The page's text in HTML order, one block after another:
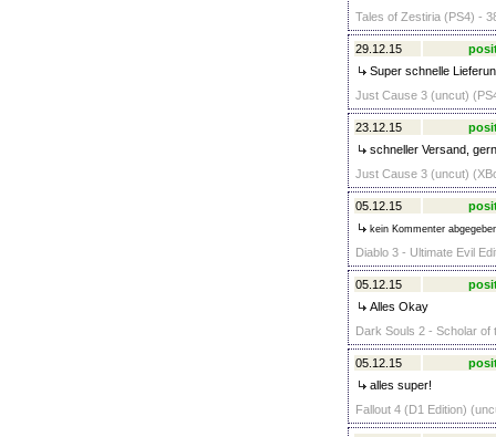
Tales of Zestiria (PS4) -
29.12.15
Super schnelle
Just Cause 3 (uncut)
23.12.15
schneller Versand,
Just Cause 3 (uncut)
05.12.15
kein Kommenter
Diablo 3 - Ultimate Evil
05.12.15
Alles Okay
Dark Souls 2 - Scholar of
05.12.15
alles super!
Fallout 4 (D1 Edition)